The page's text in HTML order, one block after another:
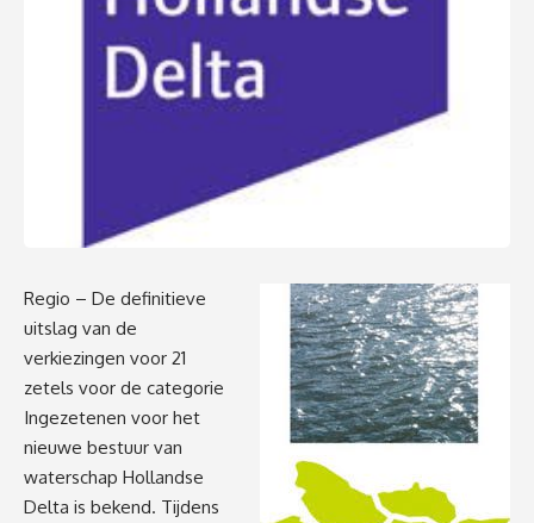
Regio – De definitieve
uitslag van de
verkiezingen voor 21
zetels voor de categorie
Ingezetenen voor het
nieuwe bestuur van
waterschap Hollandse
Delta is bekend. Tijdens